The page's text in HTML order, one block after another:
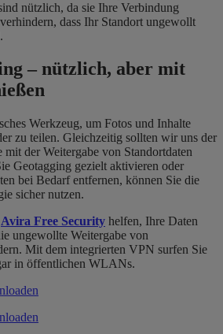
nützlich, da sie Ihre Verbindung
dass Ihr Standort ungewollt
– nützlich, aber mit
Werkzeug, um Fotos und Inhalte
zu teilen. Gleichzeitig sollten wir uns der
der Weitergabe von Standortdaten
Geotagging gezielt aktivieren oder
bei Bedarf entfernen, können Sie die
sicher nutzen.
Avira Free Security helfen, Ihre Daten
ungewollte Weitergabe von
Mit dem integrierten VPN surfen Sie
in öffentlichen WLANs.